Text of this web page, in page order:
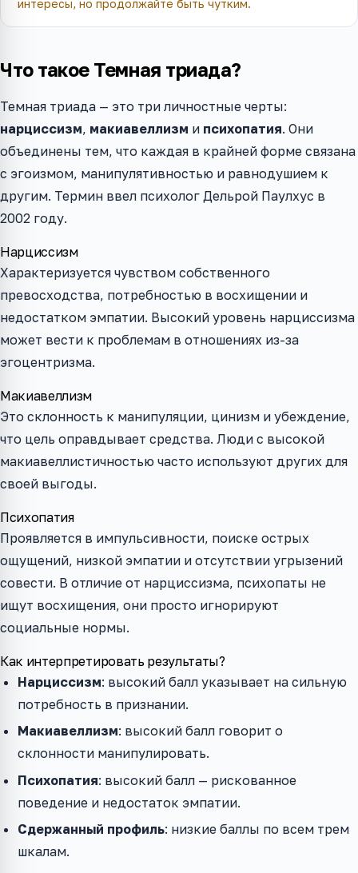
интересы, но продолжайте быть чутким.
Что такое Темная триада?
Темная триада — это три личностные черты:
нарциссизм, макиавеллизм и психопатия. Они
объединены тем, что каждая в крайней форме связана
с эгоизмом, манипулятивностью и равнодушием к
другим. Термин ввел психолог Дельрой Паулхус в
2002 году.
Нарциссизм
Характеризуется чувством собственного
превосходства, потребностью в восхищении и
недостатком эмпатии. Высокий уровень нарциссизма
может вести к проблемам в отношениях из-за
эгоцентризма.
Макиавеллизм
Это склонность к манипуляции, цинизм и убеждение,
что цель оправдывает средства. Люди с высокой
макиавеллистичностью часто используют других для
своей выгоды.
Психопатия
Проявляется в импульсивности, поиске острых
ощущений, низкой эмпатии и отсутствии угрызений
совести. В отличие от нарциссизма, психопаты не
ищут восхищения, они просто игнорируют
социальные нормы.
Как интерпретировать результаты?
Нарциссизм: высокий балл указывает на сильную
потребность в признании.
Макиавеллизм: высокий балл говорит о
склонности манипулировать.
Психопатия: высокий балл — рискованное
поведение и недостаток эмпатии.
Сдержанный профиль: низкие баллы по всем трем
шкалам.